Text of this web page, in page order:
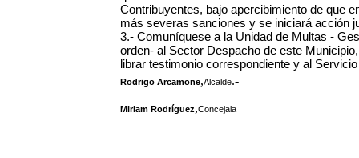
Contribuyentes, bajo apercibimiento de que
más severas sanciones y se iniciará acción
3.- Comuníquese a la Unidad de Multas -
orden- al Sector Despacho de este
librar testimonio correspondiente y al
Rodrigo Arcamone,Alcalde.-
Miriam Rodríguez,Concejala